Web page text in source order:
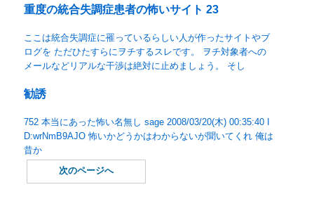
重度の統合失調症患者の怖いサイト 23
ここは統合失調症に罹っているらしい人が作ったサイトやブ
ログを ただひたすらにヲチするスレです。 ヲチ対象者への
メールなどリアルな干渉は絶対に止めましょう。 そし
勧誘
752 本当にあった怖い名無し sage 2008/03/20(木) 00:35:40 I
D:wrNmB9AJO 怖いかどうかはわからないが聞いてくれ 俺は
昔か
次のページへ